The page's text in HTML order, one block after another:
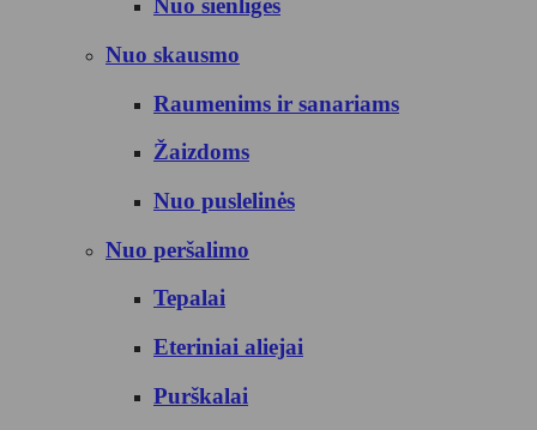
Nuo šienligės
Nuo skausmo
Raumenims ir sanariams
Žaizdoms
Nuo puslelinės
Nuo peršalimo
Tepalai
Eteriniai aliejai
Purškalai